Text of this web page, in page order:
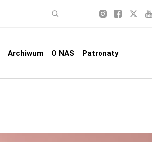
Archiwum O NAS Patronaty